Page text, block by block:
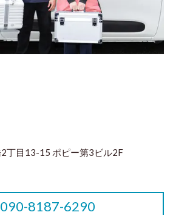
丁目13-15 ポピー第3ビル2F
090-8187-6290